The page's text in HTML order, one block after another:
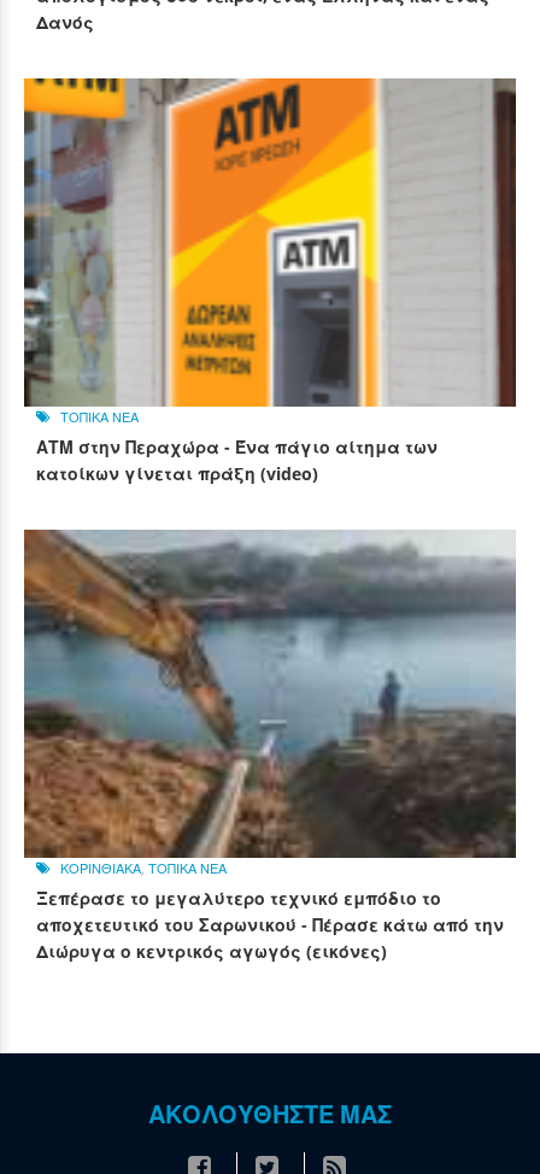
Δανός
ΤΟΠΙΚΑ ΝΕΑ
ΑΤΜ στην Περαχώρα - Ένα πάγιο αίτημα των
κατοίκων γίνεται πράξη (video)
ΚΟΡΙΝΘΙΑΚΑ ΤΟΠΙΚΑ ΝΕΑ
Ξεπέρασε το μεγαλύτερο τεχνικό εμπόδιο το
αποχετευτικό του Σαρωνικού - Πέρασε κάτω από την
Διώρυγα ο κεντρικός αγωγός (εικόνες)
ΑΚΟΛΟΥΘΗΣΤΕ ΜΑΣ